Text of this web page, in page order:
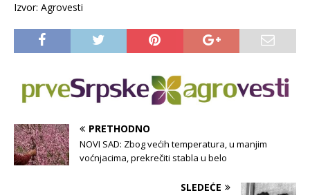
Izvor: Agrovesti
PRETHODNO
NOVI SAD: Zbog većih temperatura, u manjim
voćnjacima, prekrečiti stabla u belo
SLEDEĆE